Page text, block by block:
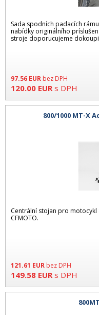
Sada spodních padacích
nabídky originálního
stroje doporucujeme
97.56 EUR bez DPH
120.00 EUR s DPH
800/1000 MT-X
Centrální stojan pro
CFMOTO.
121.61 EUR bez DPH
149.58 EUR s DPH